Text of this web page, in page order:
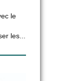
le
les...